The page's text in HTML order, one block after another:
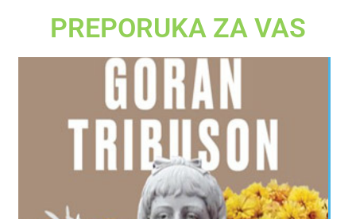
PREPORUKA ZA VAS